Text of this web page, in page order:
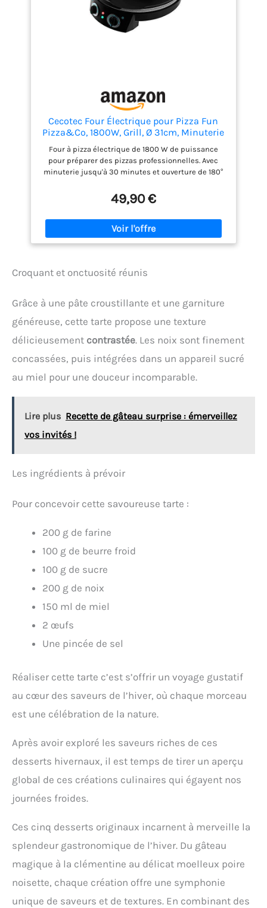
maintiennent l'appareil en toute sécurité sur
n'importe quel plan de travail, tandis que des
témoins lumineux et un couvercle sécurisé rendent
Cecotec Four Électrique pour Pizza Fun
Pizza&Co, 1800W, Grill, Ø 31cm, Minuterie
jusqu’à 30mins, Revêtement Rockstone,
Température Réglable et Ouverture 180º
avec deux plaques
Four à pizza électrique de 1800 W de puissance
pour préparer des pizzas professionnelles. Avec
minuterie jusqu'à 30 minutes et ouverture de 180°
pizzas et des crêpes, des toasts, etc. Elle atteint la
température maximale de 220 °C au bout de 3
minutes d'allumage et possède un thermostat
réglable avec 4 niveaux de température. Le diamètre
est de 31 cm pour pouvoir faire tout type de pizzas. Il
aux plaques anti-adhésives RockStone.
49,90 €
Croquant et onctuosité réunis
Grâce à une pâte croustillante et une garniture
généreuse, cette tarte propose une texture
délicieusement contrastée. Les noix sont finement
concassées, puis intégrées dans un appareil sucré
au miel pour une douceur incomparable.
Lire plus Recette de gâteau surprise : émerveillez
vos invités !
Les ingrédients à prévoir
Pour concevoir cette savoureuse tarte :
200 g de farine
100 g de beurre froid
100 g de sucre
200 g de noix
150 ml de miel
2 œufs
Une pincée de sel
Réaliser cette tarte c’est s’offrir un voyage gustatif
au cœur des saveurs de l’hiver, où chaque morceau
est une célébration de la nature.
Après avoir exploré les saveurs riches de ces
desserts hivernaux, il est temps de tirer un aperçu
global de ces créations culinaires qui égayent nos
journées froides.
Ces cinq desserts originaux incarnent à merveille la
splendeur gastronomique de l’hiver. Du gâteau
magique à la clémentine au délicat moelleux poire
noisette, chaque création offre une symphonie
unique de saveurs et de textures. En combinant des